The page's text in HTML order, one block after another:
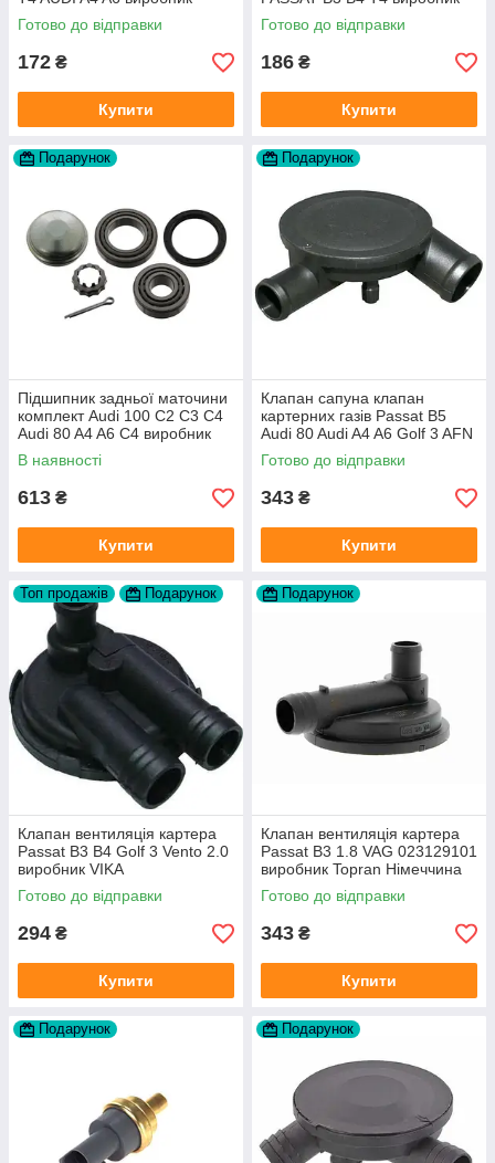
Topran Німеччина
Готово до відправки
172 ₴
Купити
TOPRAN Німеччина
Готово до відправки
186 ₴
Купити
Подарунок
Підшипник задньої маточини
комплект Audi 100 C2 C3 C4
Audi 80 A4 A6 C4 виробник
FAG
В наявності
613 ₴
Купити
Подарунок
Клапан сапуна клапан
картерних газів Passat B5
Audi 80 Audi A4 A6 Golf 3 AFN
1Y AAZ 1Z AFF AEY AAZ AHB
AHU
Готово до відправки
343 ₴
Купити
Топ продажів Подарунок
Клапан вентиляція картера
Passat B3 B4 Golf 3 Vento 2.0
виробник VIKA
Готово до відправки
294 ₴
Купити
Подарунок
Клапан вентиляція картера
Passat B3 1.8 VAG 023129101
виробник Topran Німеччина
Готово до відправки
343 ₴
Купити
Подарунок Подарунок